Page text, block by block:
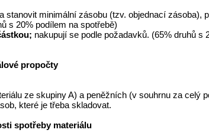
stanovit minimální zásobu (tzv. objednací zásoba),
s 20% podílem na spotřebě)
nakupují se podle požadavků. (65% druhů s
propočty
ze skupiny A) a peněžních (v souhrnu za celý
které je třeba skladovat.
spotřeby materiálu